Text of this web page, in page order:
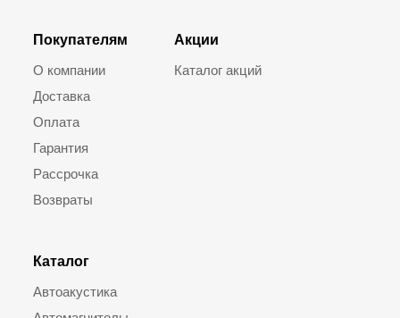
Покупателям
О компании
Доставка
Оплата
Гарантия
Рассрочка
Возвраты
Каталог
Автоакустика
Акции
Каталог акций